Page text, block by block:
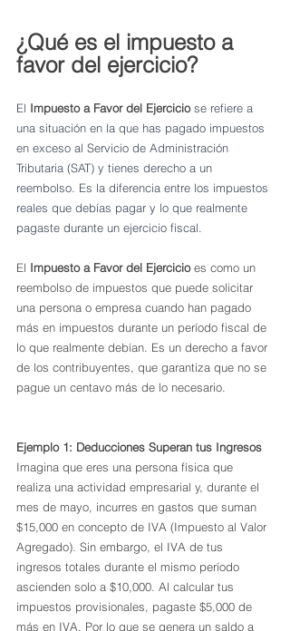
¿Qué es el impuesto a
favor del ejercicio?
El Impuesto a Favor del Ejercicio se refiere a
una situación en la que has pagado impuestos
en exceso al Servicio de Administración
Tributaria (SAT) y tienes derecho a un
reembolso. Es la diferencia entre los impuestos
reales que debías pagar y lo que realmente
pagaste durante un ejercicio fiscal.
El Impuesto a Favor del Ejercicio es como un
reembolso de impuestos que puede solicitar
una persona o empresa cuando han pagado
más en impuestos durante un período fiscal de
lo que realmente debían. Es un derecho a favor
de los contribuyentes, que garantiza que no se
pague un centavo más de lo necesario.
Ejemplo 1: Deducciones Superan tus Ingresos
Imagina que eres una persona física que
realiza una actividad empresarial y, durante el
mes de mayo, incurres en gastos que suman
$15,000 en concepto de IVA (Impuesto al Valor
Agregado). Sin embargo, el IVA de tus
ingresos totales durante el mismo período
ascienden solo a $10,000. Al calcular tus
impuestos provisionales, pagaste $5,000 de
más en IVA. Por lo que se genera un saldo a